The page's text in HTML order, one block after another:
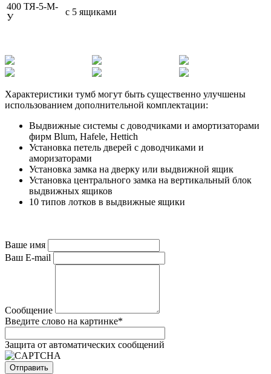
400 ТЯ-5-М-
У
с 5 ящиками
Характеристики тумб могут быть существенно улучшены
использованием дополнительной комплектации:
Выдвижные системы с доводчиками и амортизаторами
фирм Blum, Hafele, Hettich
Установка петель дверей с доводчиками и
аморизаторами
Установка замка на дверку или выдвижной ящик
Установка центрального замка на вертикальный блок
выдвижных ящиков
10 типов лотков в выдвижные ящики
Ваше имя
Ваш E-mail
Сообщение
Введите слово на картинке*
Защита от автоматических сообщений